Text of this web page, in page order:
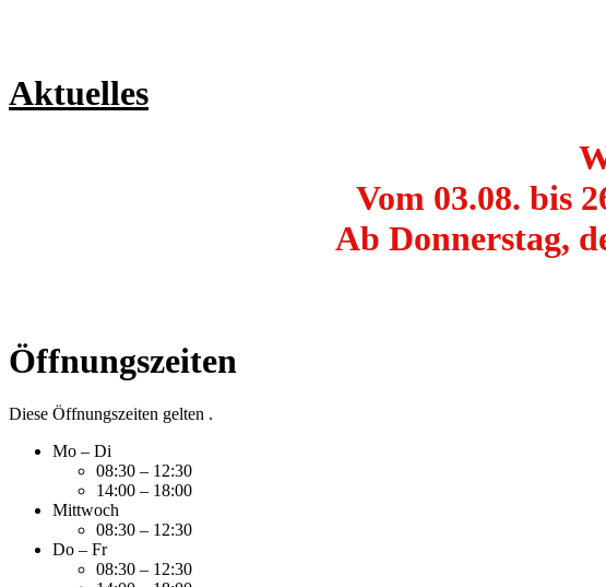
Aktuelles
Vom 03.08. bis
Ab Donnerstag,
Öffnungszeiten
Diese Öffnungszeiten gelten .
Mo – Di
08:30 – 12:30
14:00 – 18:00
Mittwoch
08:30 – 12:30
Do – Fr
08:30 – 12:30